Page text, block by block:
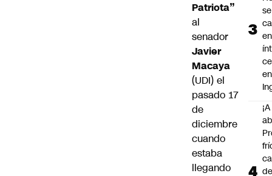
Patriota”
al
senador
Javier
Macaya
(UDI) el
pasado 17
de
diciembre
cuando
estaba
llegando
se
en
¡A
de